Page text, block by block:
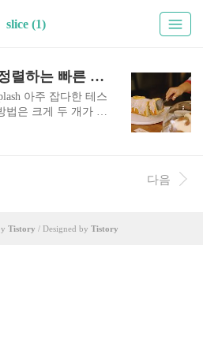
slice (1)
Golang - int slice를 역정렬하는 빠른 방법은?
아주 잡다한 테스
법은 크게 두 개가 떠
지 알고 싶었다. 전
nicewook/gol
은 sort.Slice()를 이
째 방법이 빠를 것
} func sortRevers
다음
Tistory / Designed by Tistory